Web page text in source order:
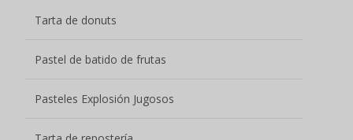
Tarta de donuts
Pastel de batido de frutas
Pasteles Explosión Jugosos